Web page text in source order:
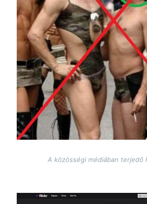
A közösségi médiában terjedő